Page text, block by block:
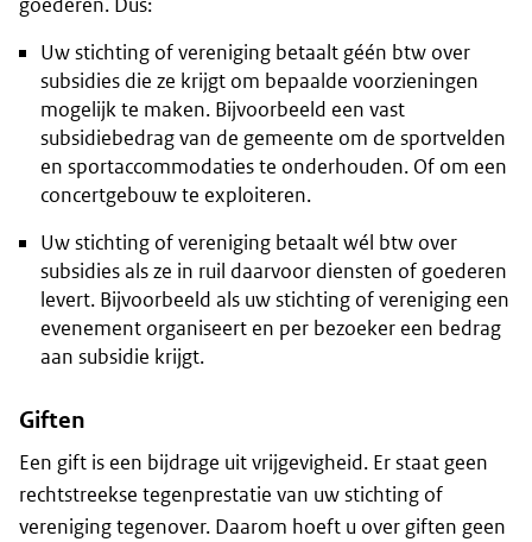
Uw stichting of vereniging betaalt géén btw over
subsidies die ze krijgt om bepaalde voorzieningen
mogelijk te maken. Bijvoorbeeld een vast
subsidiebedrag van de gemeente om de sportvelden
en sportaccommodaties te onderhouden. Of om een
concertgebouw te exploiteren.
Uw stichting of vereniging betaalt wél btw over
subsidies als ze in ruil daarvoor diensten of goederen
levert. Bijvoorbeeld als uw stichting of vereniging een
evenement organiseert en per bezoeker een bedrag
aan subsidie krijgt.
Giften
Een gift is een bijdrage uit vrijgevigheid. Er staat geen
rechtstreekse tegenprestatie van uw stichting of
vereniging tegenover. Daarom hoeft u over giften geen